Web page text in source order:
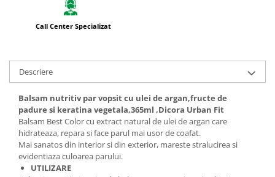
Call Center Specializat
Descriere
Balsam nutritiv par vopsit cu ulei de argan,fructe de
padure si keratina vegetala,365ml ,Dicora Urban Fit
Balsam Best Color cu extract natural de ulei de argan care
hidrateaza, repara si face parul mai usor de coafat.
Mai sanatos din interior si din exterior, mareste stralucirea si
evidentiaza culoarea parului.
UTILIZARE